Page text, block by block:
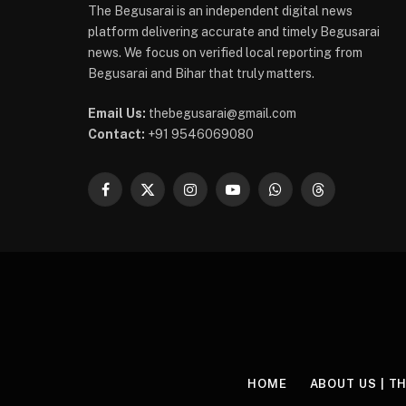
The Begusarai is an independent digital news
platform delivering accurate and timely Begusarai
news. We focus on verified local reporting from
Begusarai and Bihar that truly matters.
Email Us: thebegusarai@gmail.com
Contact: +91 9546069080
Facebook
X
InstagramYouTubeWhatsAppThreads
HOME ABOUT US |